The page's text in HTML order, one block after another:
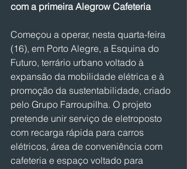
com a primeira Alegrow Cafeteria
Começou a operar, nesta quarta-feira
(16), em Porto Alegre, a Esquina do
Futuro, terrário urbano voltado à
expansão da mobilidade elétrica e à
promoção da sustentabilidade, criado
pelo Grupo Farroupilha. O projeto
pretende unir serviço de eletroposto
com recarga rápida para carros
elétricos, área de conveniência com
cafeteria e espaço voltado para